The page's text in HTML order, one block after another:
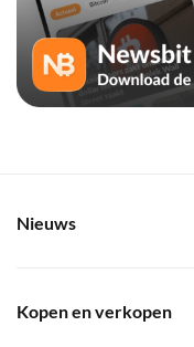
Nieuws
Kopen en verkopen